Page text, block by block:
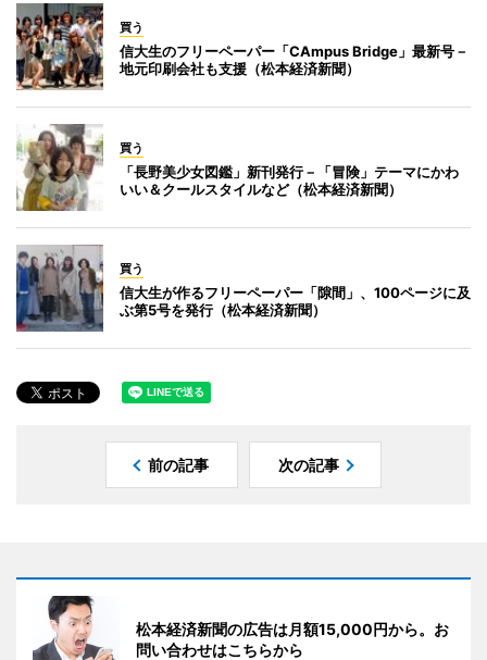
買う
信大生のフリーペーパー「CAmpus Bridge」最新号－
地元印刷会社も支援（松本経済新聞）
買う
「長野美少女図鑑」新刊発行－「冒険」テーマにかわ
いい＆クールスタイルなど（松本経済新聞）
買う
信大生が作るフリーペーパー「隙間」、100ページに及
ぶ第5号を発行（松本経済新聞）
前の記事 次の記事
松本経済新聞の広告は月額15,000円から。お
問い合わせはこちらから